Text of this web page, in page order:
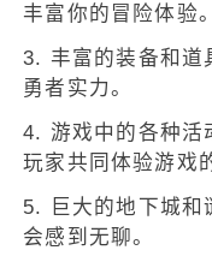
丰富你的冒险体验。
3. 丰富的装备和道
勇者实力。
4. 游戏中的各种活
玩家共同体验游戏
5. 巨大的地下城和
会感到无聊。